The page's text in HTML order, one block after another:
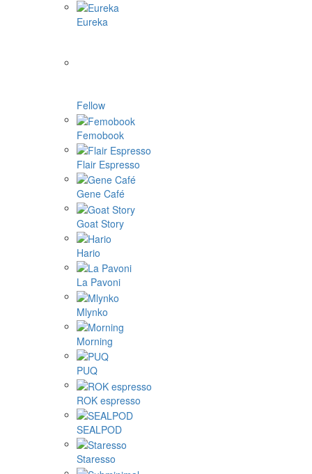
Eureka
Fellow
Femobook
Flair Espresso
Gene Café
Goat Story
Hario
La Pavoni
Mlynko
Morning
PUQ
ROK espresso
SEALPOD
Staresso